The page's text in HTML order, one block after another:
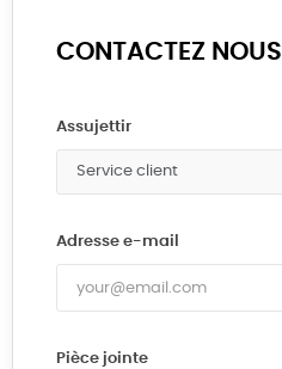
CONTACTEZ NOUS
Assujettir
Adresse e-mail
Pièce jointe